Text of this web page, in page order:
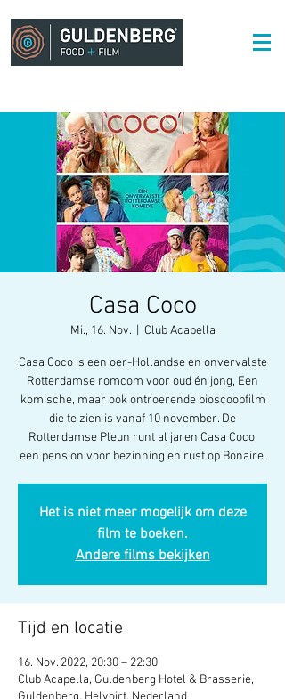
Casa Coco
Mi., 16. Nov.
  |
Club Acapella
Casa Coco is een oer-Hollandse en onvervalste
Rotterdamse romcom voor oud én jong, Een
komische, maar ook ontroerende bioscoopfilm
die te zien is vanaf 10 november. De
Rotterdamse Pleun runt al jaren Casa Coco,
een pension voor bezinning en rust op Bonaire.
Het is niet meer mogelijk om deze
film te boeken.
Andere films bekijken
Tijd en locatie
16. Nov. 2022, 20:30 – 22:30
Club Acapella, Guldenberg Hotel & Brasserie,